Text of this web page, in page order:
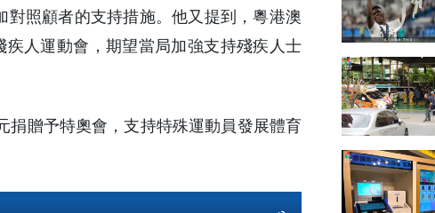
照顧者的支持措施。他又提到，粵港澳
人運動會，期望當局加強支持殘疾人士
捐贈予特奧會，支持特殊運動員發展體育